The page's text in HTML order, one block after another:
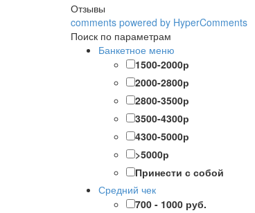
Отзывы
comments powered by HyperComments
Поиск по параметрам
Банкетное меню
1500-2000р
2000-2800р
2800-3500р
3500-4300р
4300-5000р
>5000р
Принести с собой
Средний чек
700 - 1000 руб.